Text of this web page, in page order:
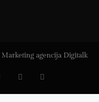
Marketing agencija Digitalk